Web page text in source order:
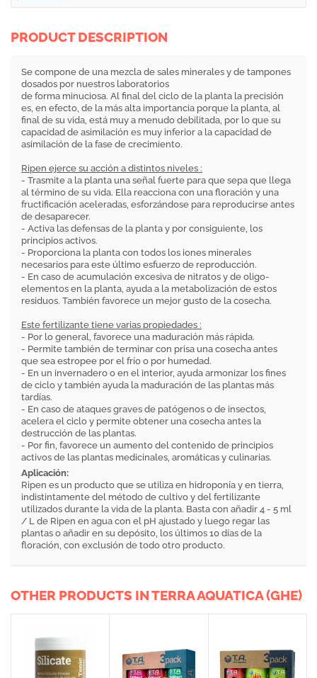
PRODUCT DESCRIPTION
Se compone de una mezcla de sales minerales y de tampones
dosados por nuestros laboratorios
de forma minuciosa. Al final del ciclo de la planta la precisión
es, en efecto, de la más alta importancia porque la planta, al
final de su vida, está muy a menudo debilitada, por lo que su
capacidad de asimilación es muy inferior a la capacidad de
asimilación de la fase de crecimiento.
Ripen ejerce su acción a distintos niveles :
- Trasmite a la planta una señal fuerte para que sepa que llega
al término de su vida. Ella reacciona con una floración y una
fructificación aceleradas, esforzándose para reproducirse antes
de desaparecer.
- Activa las defensas de la planta y por consiguiente, los
principios activos.
- Proporciona la planta con todos los iones minerales
necesarios para este último esfuerzo de reproducción.
- En caso de acumulación excesiva de nitratos y de oligo-
elementos en la planta, ayuda a la metabolización de estos
residuos. También favorece un mejor gusto de la cosecha.
Este fertilizante tiene varias propiedades :
- Por lo general, favorece una maduración más rápida.
- Permite también de terminar con prisa una cosecha antes
que sea estropee por el frío o por humedad.
- En un invernadero o en el interior, ayuda armonizar los fines
de ciclo y también ayuda la maduración de las plantas más
tardías.
- En caso de ataques graves de patógenos o de insectos,
acelera el ciclo y permite obtener una cosecha antes la
destrucción de las plantas.
- Por fin, favorece un aumento del contenido de principios
activos de las plantas medicinales, aromáticas y culinarias.
Aplicación:
Ripen es un producto que se utiliza en hidroponía y en tierra,
indistintamente del método de cultivo y del fertilizante
utilizados durante la vida de la planta. Basta con añadir 4 - 5 ml
/ L de Ripen en agua con el pH ajustado y luego regar las
plantas o añadir en su depósito, los últimos 10 días de la
floración, con exclusión de todo otro producto.
OTHER PRODUCTS IN TERRA AQUATICA (GHE)